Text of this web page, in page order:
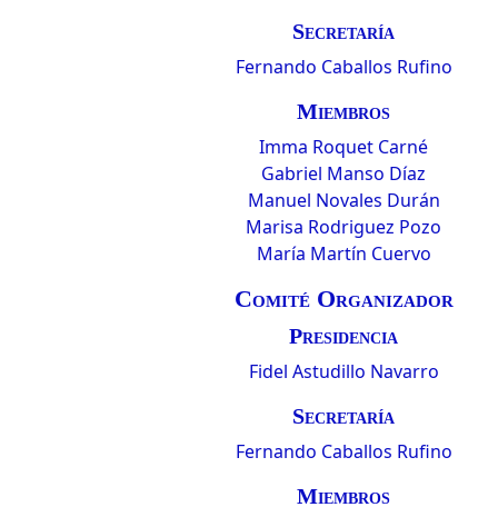
Secretaría
Fernando Caballos Rufino
Miembros
Imma Roquet Carné
Gabriel Manso Díaz
Manuel Novales Durán
Marisa Rodriguez Pozo
María Martín Cuervo
Comité Organizador
Presidencia
Fidel Astudillo Navarro
Secretaría
Fernando Caballos Rufino
Miembros